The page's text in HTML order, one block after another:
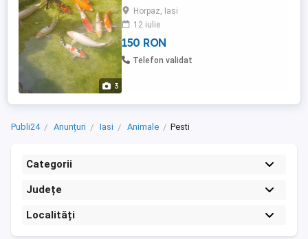
3
Horpaz, Iasi
12 iulie
150 RON
Telefon validat
Publi24 Anunțuri Iasi Animale Pesti
Categorii
Județe
Localități